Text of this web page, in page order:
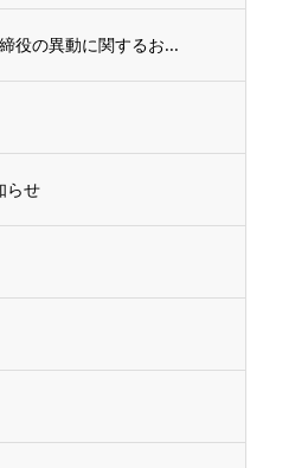
役の異動に関するお...
らせ